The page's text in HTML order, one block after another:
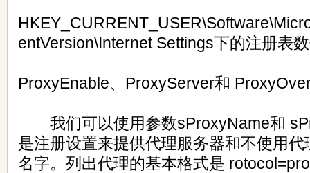
entVersion\Internet Settings下的注册表
ProxyEnable、ProxyServer和
我们可以使用参数sProxyName和
是注册设置来提供代理服务器和不使用
名字。列出代理的基本格式是